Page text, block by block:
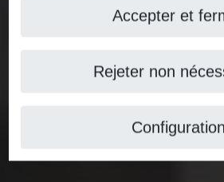
Accepter et
Rejeter non
Configuration